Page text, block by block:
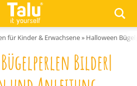
für Kinder & Erwachsene» Halloween
Bilder|